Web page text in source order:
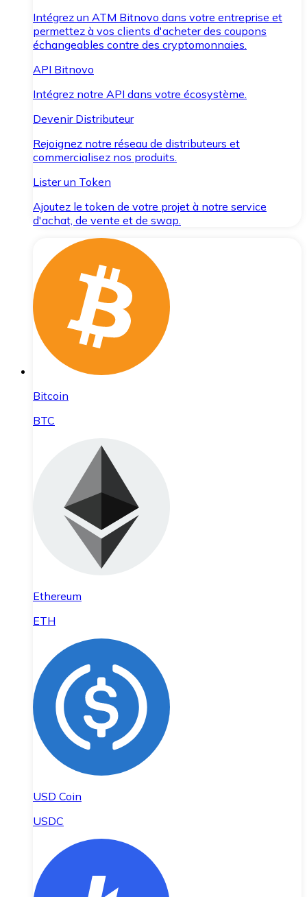
Intégrez un ATM Bitnovo dans votre entreprise et
permettez à vos clients d'acheter des coupons
échangeables contre des cryptomonnaies.
API Bitnovo
Intégrez notre API dans votre écosystème.
Devenir Distributeur
Rejoignez notre réseau de distributeurs et
commercialisez nos produits.
Lister un Token
Ajoutez le token de votre projet à notre service
d'achat, de vente et de swap.
Bitcoin
BTC
Ethereum
ETH
USD Coin
USDC